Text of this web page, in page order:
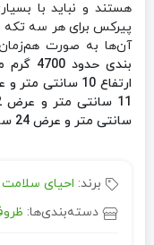
هستند و نباید با
پیرکس برای هر سه
آن‌ها به صورت هم‌زمان
بندی حدود 4700 گرم میباشد.
سانتی متر و عرض 24 سانتی متر
برند: احیای سلامت
دسته‌بندی‌ها: